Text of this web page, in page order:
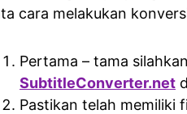
cara melakukan
Pertama – tama
SubtitleConverter.net
Pastikan telah memiliki